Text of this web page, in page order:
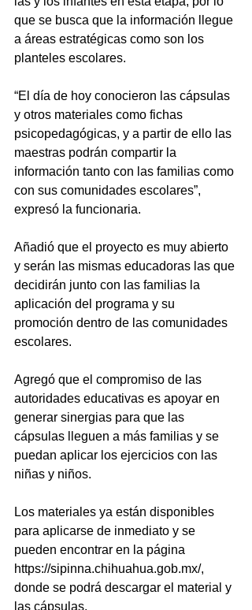
que se busca que la información llegue
a áreas estratégicas como son los
planteles escolares.
“El día de hoy conocieron las cápsulas
y otros materiales como fichas
psicopedagógicas, y a partir de ello las
maestras podrán compartir la
información tanto con las familias como
con sus comunidades escolares”,
expresó la funcionaria.
Añadió que el proyecto es muy abierto
y serán las mismas educadoras las que
decidirán junto con las familias la
aplicación del programa y su
promoción dentro de las comunidades
escolares.
Agregó que el compromiso de las
autoridades educativas es apoyar en
generar sinergias para que las
cápsulas lleguen a más familias y se
puedan aplicar los ejercicios con las
niñas y niños.
Los materiales ya están disponibles
para aplicarse de inmediato y se
pueden encontrar en la página
https://sipinna.chihuahua.gob.mx/,
donde se podrá descargar el material y
las cápsulas.